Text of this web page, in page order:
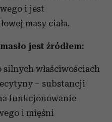
i jest
masy ciała.
jest źródłem:
właściwościach
– substancji
funkcjonowanie
i mięśni